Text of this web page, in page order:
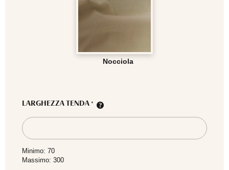
Nocciola
LARGHEZZA TENDA*
Minimo: 70
Massimo: 300